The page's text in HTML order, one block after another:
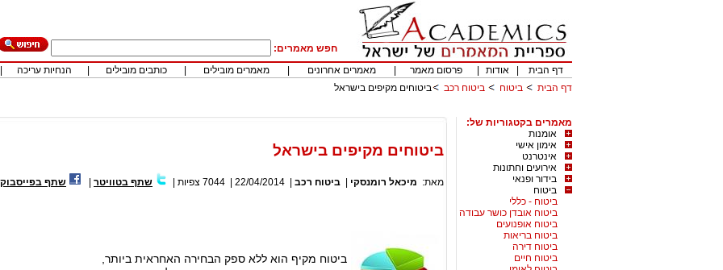
חפש מאמרים:
דף הבית
אודות פרסום מאמר מאמרים אחרונים מאמרים מובילים כותבים מובילים הנחיות עריכה
דף הבית
ביטוח ביטוח רכב ביטוחים מקיפים בישראל
מאמרים בקטגוריות של:
אומנות
אימון אישי
אינטרנט
אירועים וחתונות
בידור ופנאי
ביטוח
ביטוח - כללי
ביטוח אובדן כושר עבודה
ביטוח אופנועים
ביטוח בריאות
ביטוח דירה
ביטוח חיים
ביטוחים מקיפים בישראל
מאת: מיכאל רומנסקי ביטוח רכב 22/04/2014
7044 צפיות שתף בטוויטר שתף בפייסבוק
ביטוח מקיף הוא ללא ספק הבחירה האחראית ביותר,